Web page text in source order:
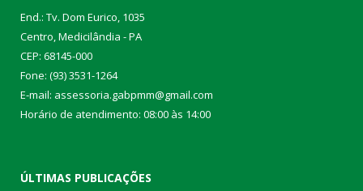
End.: Tv. Dom Eurico, 1035
Centro, Medicilândia - PA
CEP: 68145-000
Fone: (93) 3531-1264
E-mail: assessoria.gabpmm@gmail.com
Horário de atendimento: 08:00 às 14:00
ÚLTIMAS PUBLICAÇÕES